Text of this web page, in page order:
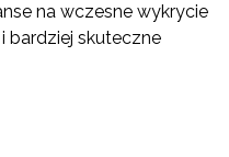
na wczesne wykrycie
bardziej skuteczne